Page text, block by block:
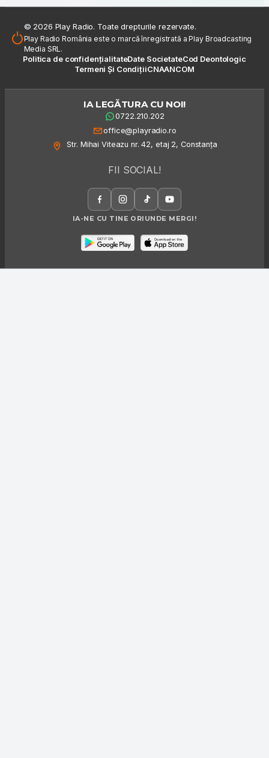
© 2026 Play Radio. Toate drepturile rezervate.
Play Radio România este o marcă înregistrată a Play Broadcasting
Media SRL.
Politica de confidențialitateDate SocietateCod Deontologic
Termeni Și CondițiiCNAANCOM
IA LEGĂTURA CU NOI!
0722.210.202
office@playradio.ro
Str. Mihai Viteazu nr. 42, etaj 2, Constanța
FII SOCIAL!
IA-NE CU TINE ORIUNDE MERGI!